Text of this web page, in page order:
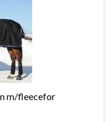
m/fleecefor